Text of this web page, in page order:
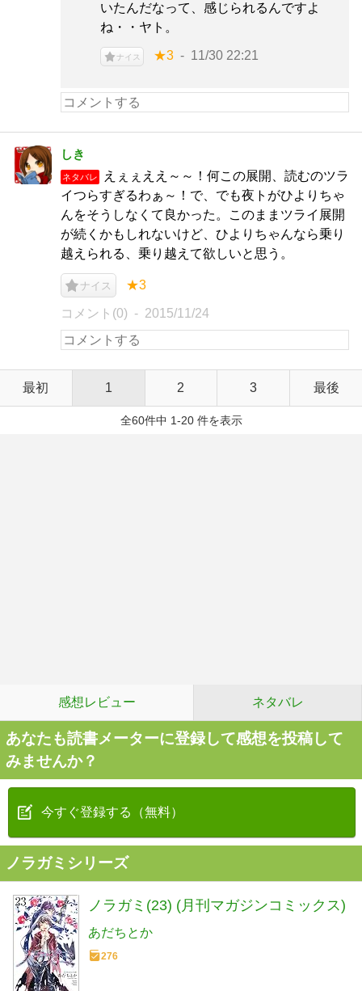
いたんだなって、感じられるんですよ
ね・・ヤト。
ナイス ★3 11/30 22:21
しき
ネタバレ
えぇぇええ～～！何この展開、読むのツラ
イつらすぎるわぁ～！で、でも夜トがひよりちゃ
んをそうしなくて良かった。このままツライ展開
が続くかもしれないけど、ひよりちゃんなら乗り
越えられる、乗り越えて欲しいと思う。
ナイス ★3
コメント(0) 2015/11/24
最初 1 2 3 最後
全60件中 1-20 件を表示
感想レビュー ネタバレ
あなたも読書メーターに登録して感想を投稿して
みませんか？
今すぐ登録する（無料）
ノラガミシリーズ
ノラガミ(23) (月刊マガジンコミックス)
あだちとか
276